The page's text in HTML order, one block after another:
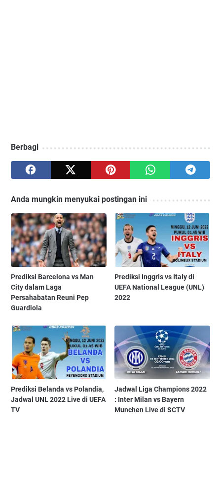
Berbagi
Anda mungkin menyukai postingan ini
Prediksi Barcelona vs Man
City dalam Laga
Persahabatan Reuni Pep
Guardiola
Prediksi Inggris vs Italy di
UEFA National League (UNL)
2022
Prediksi Belanda vs Polandia,
Jadwal UNL 2022 Live di UEFA
TV
Jadwal Liga Champions 2022
: Inter Milan vs Bayern
Munchen Live di SCTV